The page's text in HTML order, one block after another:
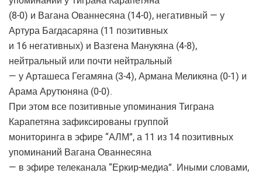
(8-0) и Вагана Ованнесяна (14-0), негативный — у
Артура Багдасаряна (11 позитивных
и 16 негативных) и Вазгена Манукяна (4-8),
нейтральный или почти нейтральный
— у Арташеса Гегамяна (3-4), Армана Меликяна (0-1) и
Арама Арутюняна (0-0).
При этом все позитивные упоминания Тиграна
Карапетяна зафиксированы группой
мониторинга в эфире “АЛМ”, а 11 из 14 позитивных
упоминаний Вагана Ованнесяна
— в эфире телеканала “Еркир-медиа”. Иными словами,